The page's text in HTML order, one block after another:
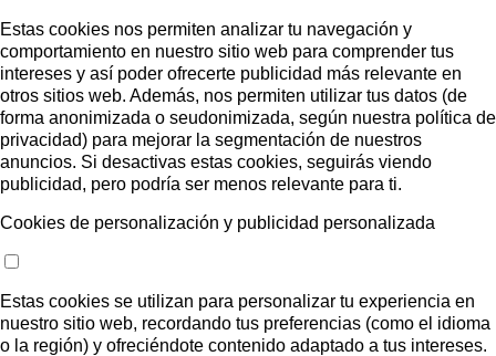
Estas cookies nos permiten analizar tu navegación y
comportamiento en nuestro sitio web para comprender tus
intereses y así poder ofrecerte publicidad más relevante en
otros sitios web. Además, nos permiten utilizar tus datos (de
forma anonimizada o seudonimizada, según nuestra política de
privacidad) para mejorar la segmentación de nuestros
anuncios. Si desactivas estas cookies, seguirás viendo
publicidad, pero podría ser menos relevante para ti.
Cookies de personalización y publicidad personalizada
Estas cookies se utilizan para personalizar tu experiencia en
nuestro sitio web, recordando tus preferencias (como el idioma
o la región) y ofreciéndote contenido adaptado a tus intereses.